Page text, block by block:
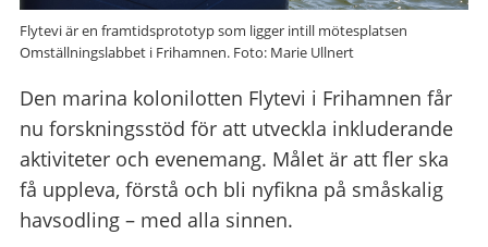
Flytevi är en framtidsprototyp som ligger intill mötesplatsen
Omställningslabbet i Frihamnen. Foto: Marie Ullnert
Den marina kolonilotten Flytevi i Frihamnen får
nu forskningsstöd för att utveckla inkluderande
aktiviteter och evenemang. Målet är att fler ska
få uppleva, förstå och bli nyfikna på småskalig
havsodling – med alla sinnen.